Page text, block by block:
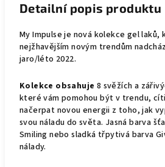
Detailní popis produktu
My Impulse je nová kolekce gel
nejžhavějším novým trendům
jaro/léto 2022.
Kolekce obsahuje 8 svěžích a
které vám pomohou být v trendu,
načerpat novou energii z toho, jak
svou náladu do světa. Jasná barva
Smiling nebo sladká třpytivá barva
nálady.